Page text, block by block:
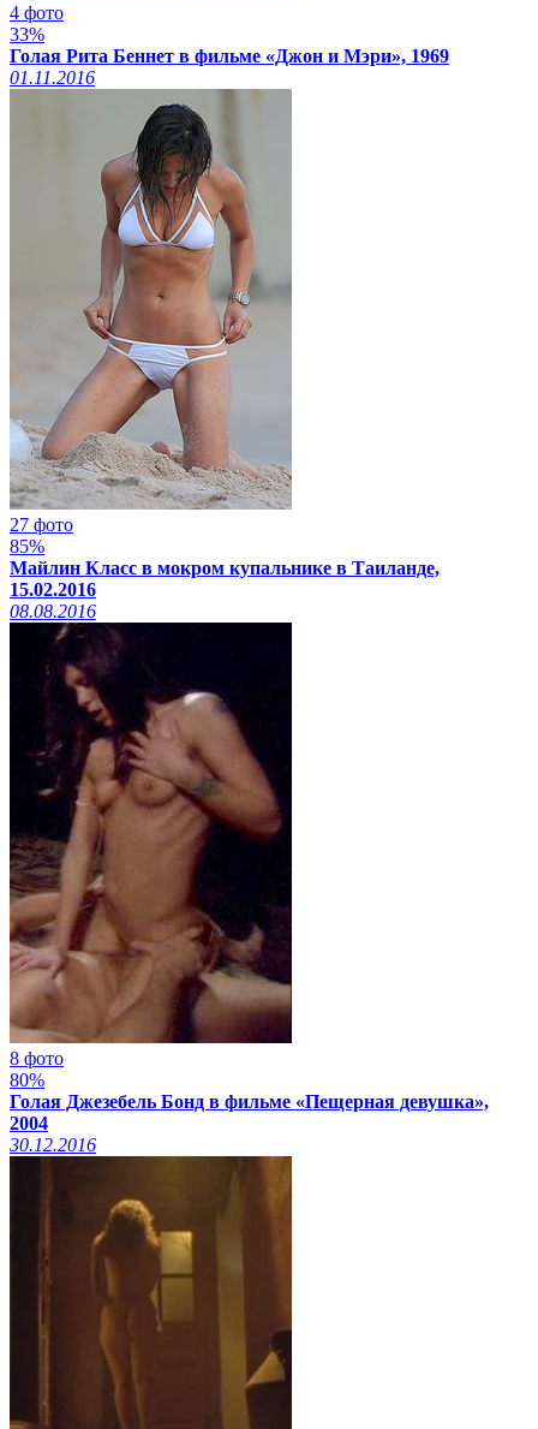
4 фото
33%
Голая Рита Беннет в фильме «Джон и Мэри», 1969
01.11.2016
27 фото
85%
Майлин Класс в мокром купальнике в Таиланде,
15.02.2016
08.08.2016
8 фото
80%
Голая Джезебель Бонд в фильме «Пещерная девушка»,
2004
30.12.2016